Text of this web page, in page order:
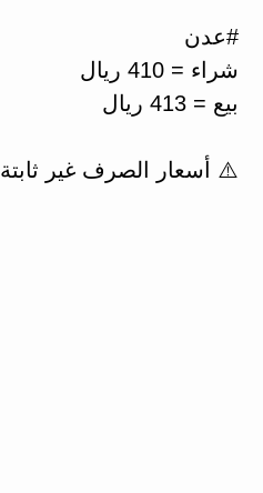
#عدن
شراء = 410 ريال
بيع = 413 ريال
⚠️ أسعار الصرف غير ثابتة